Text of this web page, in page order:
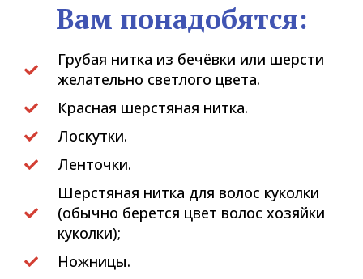
Вам понадобятся:
Грубая нитка из бечёвки или шерсти
желательно светлого цвета.
Красная шерстяная нитка.
Лоскутки.
Ленточки.
Шерстяная нитка для волос куколки
(обычно берется цвет волос хозяйки
куколки);
Ножницы.